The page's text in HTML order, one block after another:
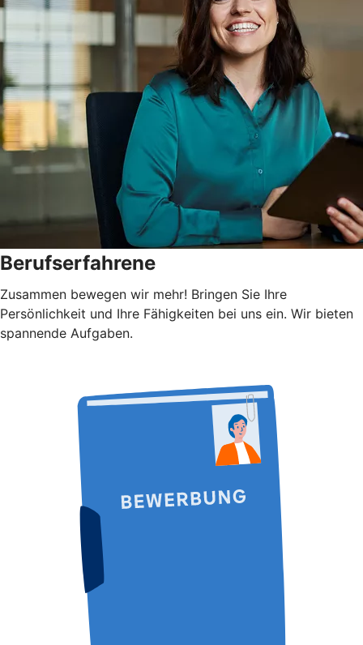
Berufserfahrene
Zusammen bewegen wir mehr! Bringen Sie Ihre
Persönlichkeit und Ihre Fähigkeiten bei uns ein. Wir bieten
spannende Aufgaben.